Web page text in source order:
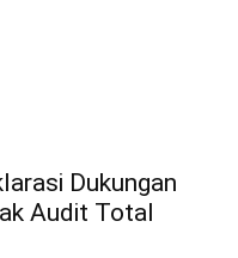
Dukungan
Audit Total